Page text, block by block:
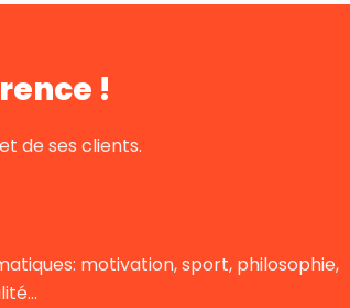
!
de ses clients.
motivation, sport, philosophie,